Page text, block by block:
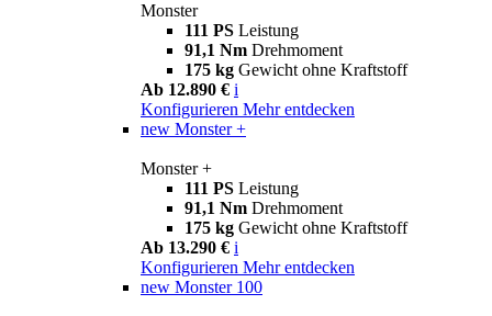
Monster
111 PS Leistung
91,1 Nm Drehmoment
175 kg Gewicht ohne Kraftstoff
Ab 12.890 € i
Konfigurieren Mehr entdecken
new Monster +
Monster +
111 PS Leistung
91,1 Nm Drehmoment
175 kg Gewicht ohne Kraftstoff
Ab 13.290 € i
Konfigurieren Mehr entdecken
new Monster 100